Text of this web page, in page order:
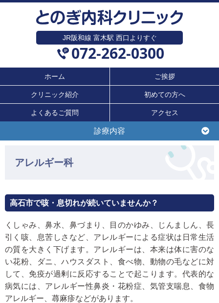
JR阪和線 富木駅 西口よりすぐ
072-262-0300
ホーム ご挨拶
クリニック紹介 初めての方へ
よくあるご質問 アクセス
診療内容
アレルギー科
高石市で咳・息切れが続いていませんか？
くしゃみ、鼻水、鼻づまり、目のかゆみ、じんましん、長
引く咳、息苦しさなど、アレルギーによる症状は日常生活
の質を大きく下げます。アレルギーは、本来は体に害のな
い花粉、ダニ、ハウスダスト、食べ物、動物の毛などに対
して、免疫が過剰に反応することで起こります。代表的な
病気には、アレルギー性鼻炎・花粉症、気管支喘息、食物
アレルギー、蕁麻疹などがあります。